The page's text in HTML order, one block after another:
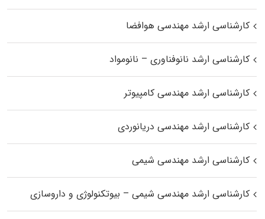
کارشناسی ارشد مهندسی هوافضا
کارشناسی ارشد نانوفناوری – نانومواد
کارشناسی ارشد مهندسی کامپیوتر
کارشناسی ارشد مهندسی دریانوردی
کارشناسی ارشد مهندسی شیمی
کارشناسی ارشد مهندسی شیمی – بیوتکنولوژی و داروسازی